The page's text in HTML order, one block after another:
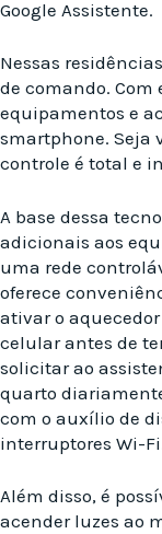
Google Assistente.
Nessas
de comando. Com
equipamentos e
smartphone. Seja
controle é total e
A base dessa
adicionais aos
uma rede
oferece
ativar o
celular antes de
solicitar ao
quarto
com o auxílio de
interruptores Wi-
Além disso, é
acender luzes ao